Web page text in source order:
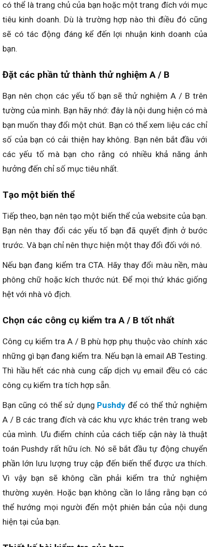
có thể là trang chủ của bạn hoặc một trang đích với mục
tiêu kinh doanh. Dù là trường hợp nào thì điều đó cũng
sẽ có tác động đáng kể đến lợi nhuận kinh doanh của
bạn.
Đặt các phần tử thành thử nghiệm A / B
Bạn nên chọn các yếu tố bạn sẽ thử nghiệm A / B trên
tường của mình. Bạn hãy nhớ: đây là nội dung hiện có mà
bạn muốn thay đổi một chút. Bạn có thể xem liệu các chỉ
số của bạn có cải thiện hay không. Bạn nên bắt đầu với
các yếu tố mà bạn cho rằng có nhiều khả năng ảnh
hưởng đến chỉ số mục tiêu nhất.
Tạo một biến thể
Tiếp theo, bạn nên tạo một biến thể của website của bạn.
Bạn nên thay đổi các yếu tố bạn đã quyết định ở bước
trước. Và bạn chỉ nên thực hiện một thay đổi đối với nó.
Nếu bạn đang kiểm tra CTA. Hãy thay đổi màu nền, màu
phông chữ hoặc kích thước nút. Để mọi thứ khác giống
hệt với nhà vô địch.
Chọn các công cụ kiểm tra A / B tốt nhất
Công cụ kiểm tra A / B phù hợp phụ thuộc vào chính xác
những gì bạn đang kiểm tra. Nếu bạn là email AB Testing.
Thì hầu hết các nhà cung cấp dịch vụ email đều có các
công cụ kiểm tra tích hợp sẵn.
Bạn cũng có thể sử dụng Pushdy để có thể thử nghiệm
A / B các trang đích và các khu vực khác trên trang web
của mình. Ưu điểm chính của cách tiếp cận này là thuật
toán Pushdy rất hữu ích. Nó sẽ bắt đầu tự động chuyển
phần lớn lưu lượng truy cập đến biến thể được ưa thích.
Vì vậy bạn sẽ không cần phải kiểm tra thử nghiệm
thường xuyên. Hoặc bạn không cần lo lắng rằng bạn có
thể hướng mọi người đến một phiên bản của nội dung
hiện tại của bạn.